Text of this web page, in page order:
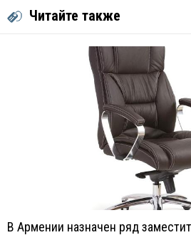
Читайте также
В Армении назначен ряд